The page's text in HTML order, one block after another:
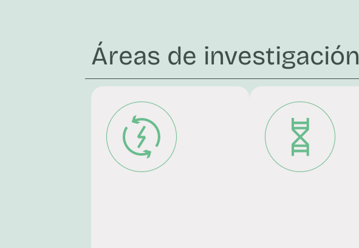
Áreas de investigación